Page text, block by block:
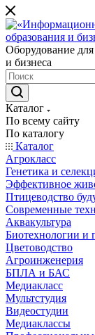
Оборудование
и бизнеса
Каталог
По всему сайту
По каталогу
Каталог
Агрокласс
Генетика и
Эффективное
Птицеводство
Современные
Аквакультура
Биотехнологии и
Цветоводство
Агроинженерия
БПЛА и БАС
Медиакласс
Мультстудия
Видеостудии
Медиаклассы